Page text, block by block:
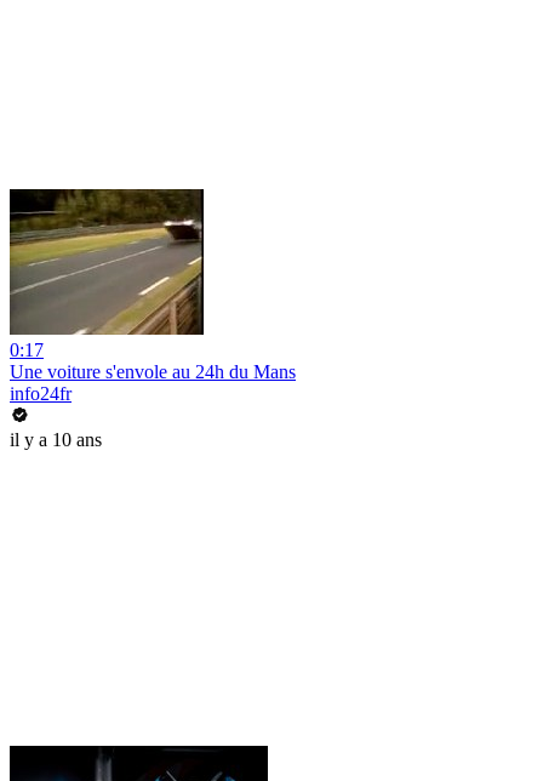
0:17
Une voiture s'envole au 24h du Mans
info24fr
il y a 10 ans